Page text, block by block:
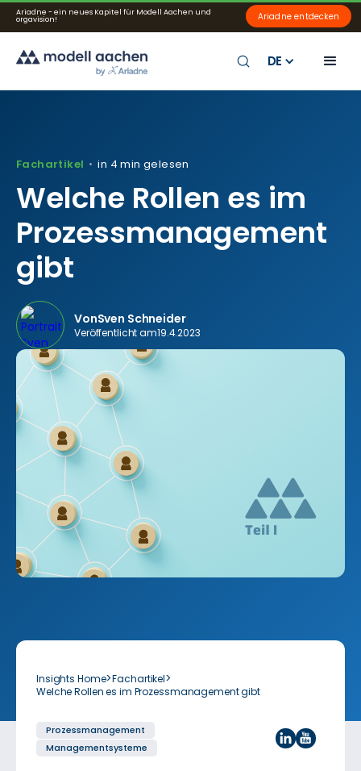
Ariadne - ein neues Kapitel für Modell Aachen und
orgavision! Ariadne entdecken
DE
Fachartikel •in 4 min gelesen
Welche Rollen es im
Prozessmanagement
gibt
VonSven Schneider
Veröffentlicht am19.4.2023
Insights Home>Fachartikel>
Welche Rollen es im Prozessmanagement gibt
Prozess­manage­ment
Management­systeme